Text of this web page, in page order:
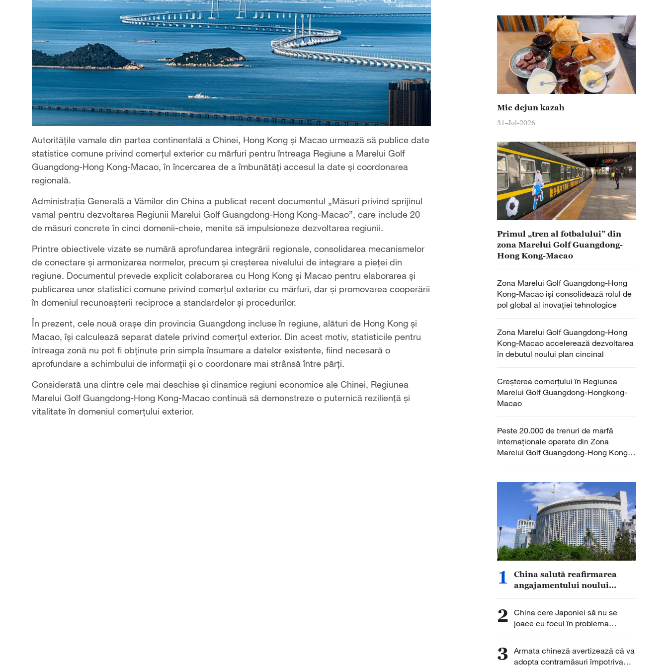
Autoritățile vamale din partea continentală a Chinei, Hong Kong și Macao urmează să publice date
statistice comune privind comerțul exterior cu mărfuri pentru întreaga Regiune a Marelui Golf
Guangdong-Hong Kong-Macao, în încercarea de a îmbunătăți accesul la date și coordonarea
regională.
Administrația Generală a Vămilor din China a publicat recent documentul „Măsuri privind sprijinul
vamal pentru dezvoltarea Regiunii Marelui Golf Guangdong-Hong Kong-Macao”, care include 20
de măsuri concrete în cinci domenii-cheie, menite să impulsioneze dezvoltarea regiunii.
Printre obiectivele vizate se numără aprofundarea integrării regionale, consolidarea mecanismelor
de conectare și armonizarea normelor, precum și creșterea nivelului de integrare a pieței din
regiune. Documentul prevede explicit colaborarea cu Hong Kong și Macao pentru elaborarea și
publicarea unor statistici comune privind comerțul exterior cu mărfuri, dar și promovarea cooperării
în domeniul recunoașterii reciproce a standardelor și procedurilor.
În prezent, cele nouă orașe din provincia Guangdong incluse în regiune, alături de Hong Kong și
Macao, își calculează separat datele privind comerțul exterior. Din acest motiv, statisticile pentru
întreaga zonă nu pot fi obținute prin simpla însumare a datelor existente, fiind necesară o
aprofundare a schimbului de informații și o coordonare mai strânsă între părți.
Considerată una dintre cele mai deschise și dinamice regiuni economice ale Chinei, Regiunea
Marelui Golf Guangdong-Hong Kong-Macao continuă să demonstreze o puternică reziliență și
vitalitate în domeniul comerțului exterior.
Mic dejun kazah
31-Jul-2026
Primul „tren al fotbalului” din
zona Marelui Golf Guangdong-
Hong Kong-Macao
Zona Marelui Golf Guangdong-Hong
Kong-Macao își consolidează rolul de
pol global al inovației tehnologice
Zona Marelui Golf Guangdong-Hong
Kong-Macao accelerează dezvoltarea
în debutul noului plan cincinal
Creșterea comerțului în Regiunea
Marelui Golf Guangdong-Hongkong-
Macao
Peste 20.000 de trenuri de marfă
internaționale operate din Zona
Marelui Golf Guangdong-Hong Kong-
Macao
1
China salută reafirmarea
angajamentului noului
singure Chine
2 China cere Japoniei să nu se
joace cu focul în problema
armelor nucleare
3 Armata chineză avertizează că va
adopta contramăsuri împotriva